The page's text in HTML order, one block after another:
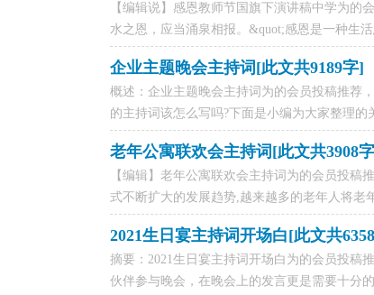
【编辑说】感恩教师节国旗下演讲稿中学为的
水之恩，应当涌泉相报。&quot;感恩是一种生
企业主题晚会主持词[此文共9189字]
概述：企业主题晚会主持词为的会员投稿推荐
的主持词该怎么写吗?下面是小编为大家整理的
老年公寓联欢会主持词[此文共3908
【编辑】老年公寓联欢会主持词为的会员投
式不断扩大的发展趋势,越来越多的老年人将老
2021生日宴主持词开场白[此文共
摘要：2021生日宴主持词开场白为的会员投稿
伙伴参与晚会，在晚会上的发言更是需要十分